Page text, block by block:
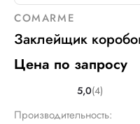
COMARME
Заклейщик
Цена по запросу
5,0(4)
Производительность: